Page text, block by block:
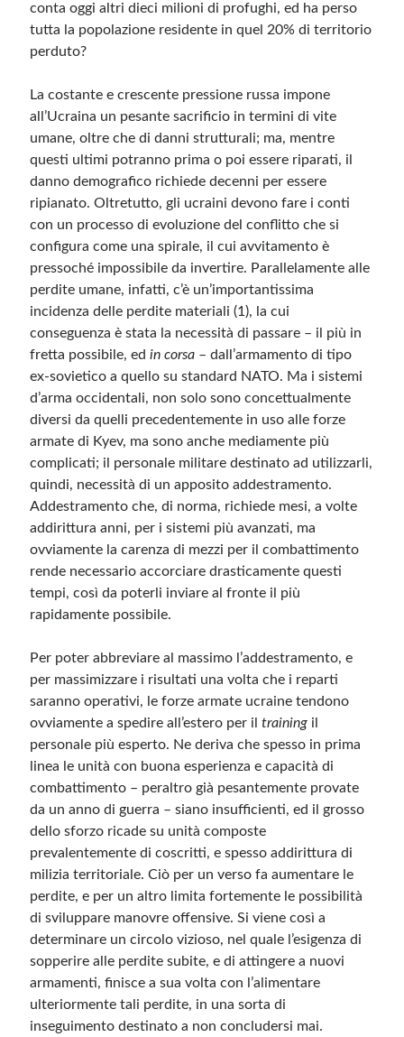
conta oggi altri dieci milioni di profughi, ed ha perso
tutta la popolazione residente in quel 20% di territorio
perduto?
La costante e crescente pressione russa impone
all’Ucraina un pesante sacrificio in termini di vite
umane, oltre che di danni strutturali; ma, mentre
questi ultimi potranno prima o poi essere riparati, il
danno demografico richiede decenni per essere
ripianato. Oltretutto, gli ucraini devono fare i conti
con un processo di evoluzione del conflitto che si
configura come una spirale, il cui avvitamento è
pressoché impossibile da invertire. Parallelamente alle
perdite umane, infatti, c’è un’importantissima
incidenza delle perdite materiali (1), la cui
conseguenza è stata la necessità di passare – il più in
fretta possibile, edin corsa – dall’armamento di tipo
ex-sovietico a quello su standard NATO. Ma i sistemi
d’arma occidentali, non solo sono concettualmente
diversi da quelli precedentemente in uso alle forze
armate di Kyev, ma sono anche mediamente più
complicati; il personale militare destinato ad utilizzarli,
quindi, necessità di un apposito addestramento.
Addestramento che, di norma, richiede mesi, a volte
addirittura anni, per i sistemi più avanzati, ma
ovviamente la carenza di mezzi per il combattimento
rende necessario accorciare drasticamente questi
tempi, così da poterli inviare al fronte il più
rapidamente possibile.
Per poter abbreviare al massimo l’addestramento, e
per massimizzare i risultati una volta che i reparti
saranno operativi, le forze armate ucraine tendono
ovviamente a spedire all’estero per iltraining il
personale più esperto. Ne deriva che spesso in prima
linea le unità con buona esperienza e capacità di
combattimento – peraltro già pesantemente provate
da un anno di guerra – siano insufficienti, ed il grosso
dello sforzo ricade su unità composte
prevalentemente di coscritti, e spesso addirittura di
milizia territoriale. Ciò per un verso fa aumentare le
perdite, e per un altro limita fortemente le possibilità
di sviluppare manovre offensive. Si viene così a
determinare un circolo vizioso, nel quale l’esigenza di
sopperire alle perdite subite, e di attingere a nuovi
armamenti, finisce a sua volta con l’alimentare
ulteriormente tali perdite, in una sorta di
inseguimento destinato a non concludersi mai.